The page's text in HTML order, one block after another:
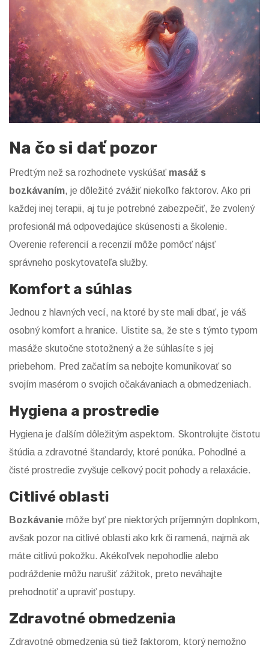
Na čo si dať pozor
Predtým než sa rozhodnete vyskúšať masáž s
bozkávaním, je dôležité zvážiť niekoľko faktorov. Ako pri
každej inej terapii, aj tu je potrebné zabezpečiť, že zvolený
profesionál má odpovedajúce skúsenosti a školenie.
Overenie referencií a recenzií môže pomôcť nájsť
správneho poskytovateľa služby.
Komfort a súhlas
Jednou z hlavných vecí, na ktoré by ste mali dbať, je váš
osobný komfort a hranice. Uistite sa, že ste s týmto typom
masáže skutočne stotožnený a že súhlasíte s jej
priebehom. Pred začatím sa nebojte komunikovať so
svojím masérom o svojich očakávaniach a obmedzeniach.
Hygiena a prostredie
Hygiena je ďalším dôležitým aspektom. Skontrolujte čistotu
štúdia a zdravotné štandardy, ktoré ponúka. Pohodlné a
čisté prostredie zvyšuje celkový pocit pohody a relaxácie.
Citlivé oblasti
Bozkávanie môže byť pre niektorých príjemným doplnkom,
avšak pozor na citlivé oblasti ako krk či ramená, najmä ak
máte citlivú pokožku. Akékoľvek nepohodlie alebo
podráždenie môžu narušiť zážitok, preto neváhajte
prehodnotiť a upraviť postupy.
Zdravotné obmedzenia
Zdravotné obmedzenia sú tiež faktorom, ktorý nemožno